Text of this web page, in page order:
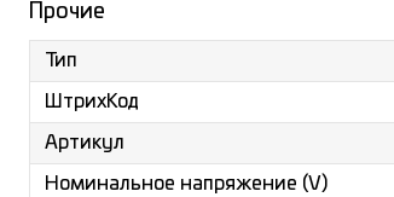
Прочие
Тип
ШтрихКод
Артикул
Номинальное напряжение (V)